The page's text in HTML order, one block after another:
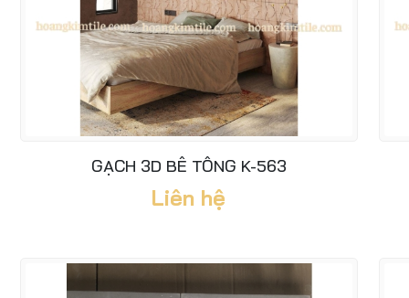
GẠCH 3D BÊ TÔNG K-563
Liên hệ